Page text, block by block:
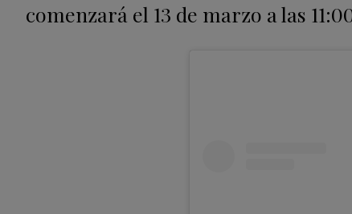
comenzará el 13 de marzo a las